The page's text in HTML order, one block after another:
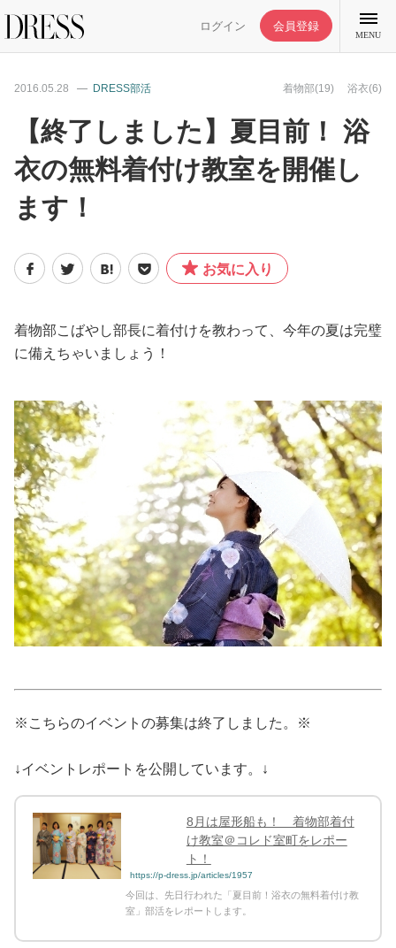
ログイン 会員登録
MENU
特集記事
DRESS部活
ライフスタイル
ファッション
美容/健康
ワークスタイル
妊娠/出産/家族
ココロ/カラダ
グルメ
トラベル
占い
性と愛
2016.05.28 DRESS部活 着物部(19) 浴衣(6)
【終了しました】夏目前！ 浴
衣の無料着付け教室を開催し
ます！
お気に入り
着物部こばやし部長に着付けを教わって、今年の夏は完璧
に備えちゃいましょう！
※こちらのイベントの募集は終了しました。※
↓イベントレポートを公開しています。↓
8月は屋形船も！ 着物部着付
け教室＠コレド室町をレポー
ト！
https://p-dress.jp/articles/1957
今回は、先日行われた「夏目前！浴衣の無料着付け教
室」部活をレポートします。